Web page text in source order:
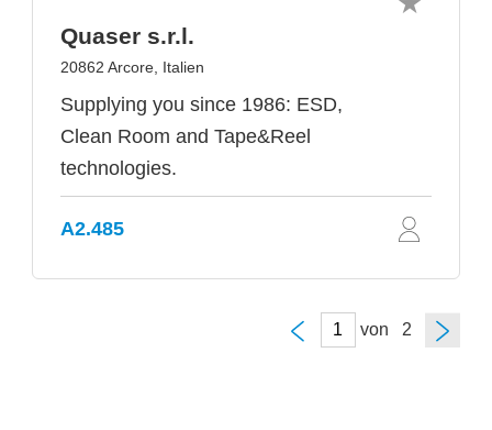
Quaser s.r.l.
20862 Arcore, Italien
Supplying you since 1986: ESD,
Clean Room and Tape&Reel
technologies.
A2.485
von